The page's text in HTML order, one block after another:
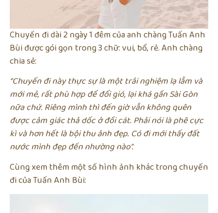
Chuyến đi dài 2 ngày 1 đêm của anh chàng Tuấn Anh
Bùi được gói gọn trong 3 chữ: vui, bổ, rẻ. Anh chàng
chia sẻ:
“Chuyến đi này thực sự là một trải nghiệm lạ lẫm và
mới mẻ, rất phù hợp để đổi gió, lại khá gần Sài Gòn
nữa chứ. Riêng mình thì đến giờ vẫn không quên
được cảm giác thả dốc ở đồi cát. Phải nói là phê cực
kì và hơn hết là bội thu ảnh đẹp. Có đi mới thấy đất
nước mình đẹp đến nhường nào”.
Cùng xem thêm một số hình ảnh khác trong chuyến
đi của Tuấn Anh Bùi: